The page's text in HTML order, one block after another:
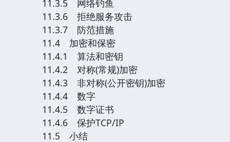
11.3.5 网络钓鱼
11.3.6 拒绝服务攻击
11.3.7 防范措施
11.4 加密和保密
11.4.1 算法和密钥
11.4.2 对称(常规)加密
11.4.3 非对称(公开密钥)加密
11.4.4 数字
11.4.5 数字证书
11.4.6 保护TCP/IP
11.5 小结